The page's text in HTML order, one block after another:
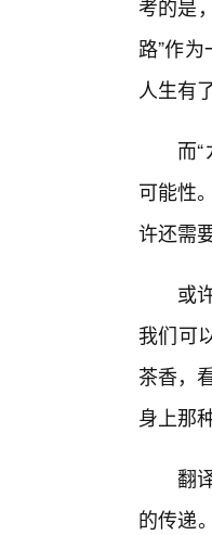
考的是
路”作
人生有
而
可能性
许还需
或
我们可
茶香，
身上那
翻
的传递